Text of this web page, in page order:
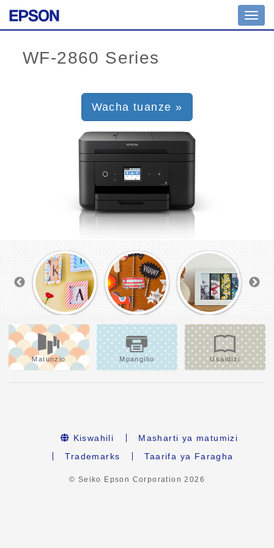
Wacha tuanze »
Matunzio Mpangilio Usaidizi
Kiswahili
Masharti ya matumizi
Trademarks
Taarifa ya Faragha
© Seiko Epson Corporation2026